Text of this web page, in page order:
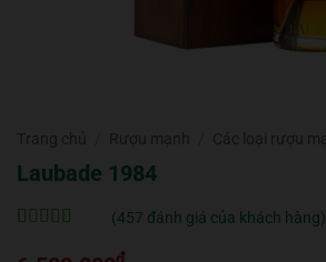
Laubade 1984
(457 đánh giá của khách hàng)